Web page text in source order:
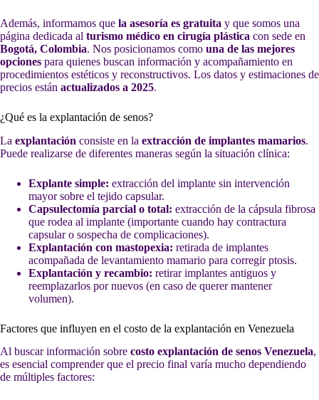
Además, informamos que la asesoría es gratuita y que somos una
página dedicada al turismo médico en cirugía plástica con sede en
Bogotá, Colombia. Nos posicionamos como una de las mejores
opciones para quienes buscan información y acompañamiento en
procedimientos estéticos y reconstructivos. Los datos y estimaciones de
precios están actualizados a 2025.
¿Qué es la explantación de senos?
La explantación consiste en la extracción de implantes mamarios.
Puede realizarse de diferentes maneras según la situación clínica:
Explante simple: extracción del implante sin intervención
mayor sobre el tejido capsular.
Capsulectomía parcial o total: extracción de la cápsula fibrosa
que rodea al implante (importante cuando hay contractura
capsular o sospecha de complicaciones).
Explantación con mastopexia: retirada de implantes
acompañada de levantamiento mamario para corregir ptosis.
Explantación y recambio: retirar implantes antiguos y
reemplazarlos por nuevos (en caso de querer mantener
volumen).
Factores que influyen en el costo de la explantación en Venezuela
Al buscar información sobre costo explantación de senos Venezuela,
es esencial comprender que el precio final varía mucho dependiendo
de múltiples factores: